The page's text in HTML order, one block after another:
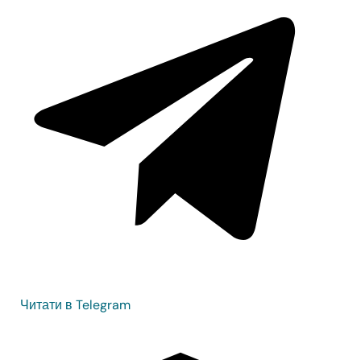
Читати в Telegram